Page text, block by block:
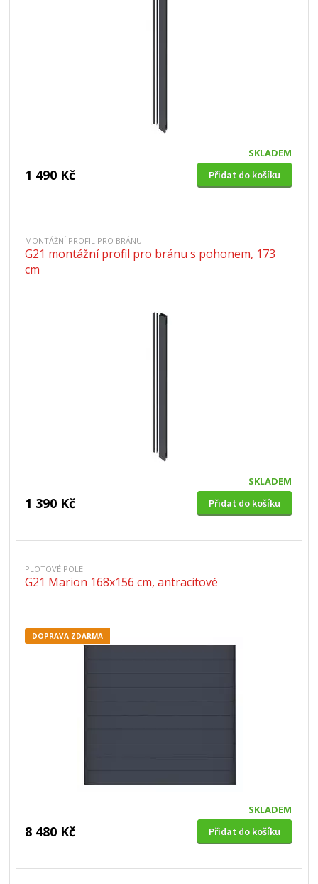
SKLADEM
1 490 Kč Přidat do košíku
MONTÁŽNÍ PROFIL PRO BRÁNU
G21 montážní profil pro bránu s pohonem, 173
cm
SKLADEM
1 390 Kč Přidat do košíku
PLOTOVÉ POLE
G21 Marion 168x156 cm, antracitové
DOPRAVA ZDARMA
SKLADEM
8 480 Kč Přidat do košíku